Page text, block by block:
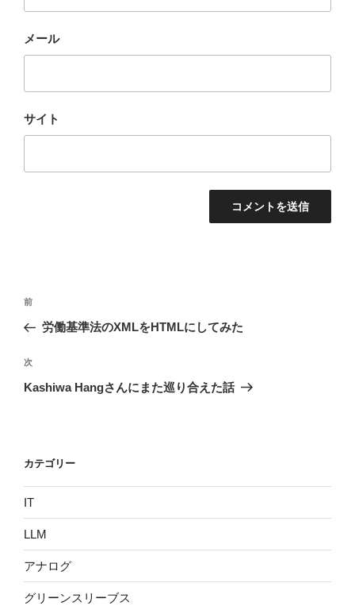
メール
サイト
投
ナ
ビ
ゲ
ン
過
去
投
前
労働基準法のXMLをHTMLにしてみた
次
の
次
Kashiwa Hangさんにまた巡り合えた話
カテゴリー
IT
LLM
アナログ
グリーンスリーブス